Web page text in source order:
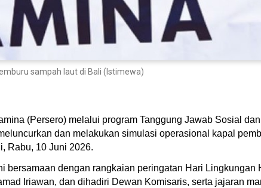
sampah laut di Bali (Istimewa)
(Persero) melalui program Tanggung Jawab Sosial
dan melakukan simulasi operasional kapal
Rabu, 10 Juni 2026.
bersamaan dengan rangkaian peringatan Hari
Iriawan, dan dihadiri Dewan Komisaris, serta jajaran